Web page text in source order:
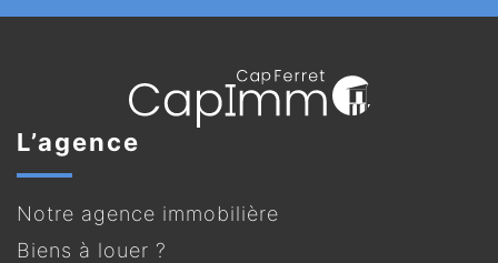
L’agence
Notre agence immobilière
Biens à louer ?